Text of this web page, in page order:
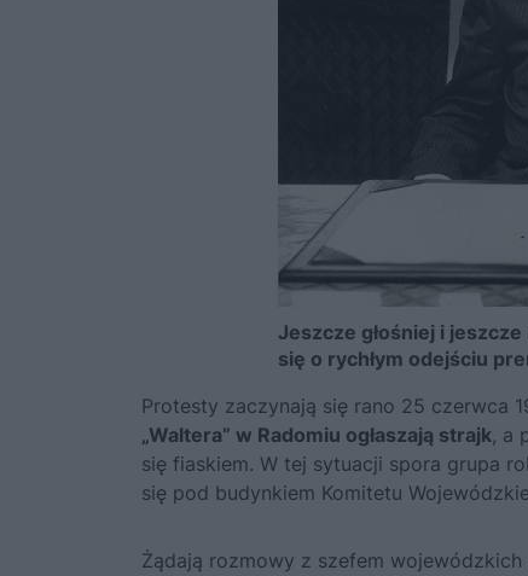
Jeszcze głośniej i
się o rychłym odejściu
Protesty zaczynają się rano 25 czerwca
„Waltera” w Radomiu ogłaszają strajk, a
się fiaskiem. W tej sytuacji spora grupa
się pod budynkiem Komitetu
Żądają rozmowy z szefem